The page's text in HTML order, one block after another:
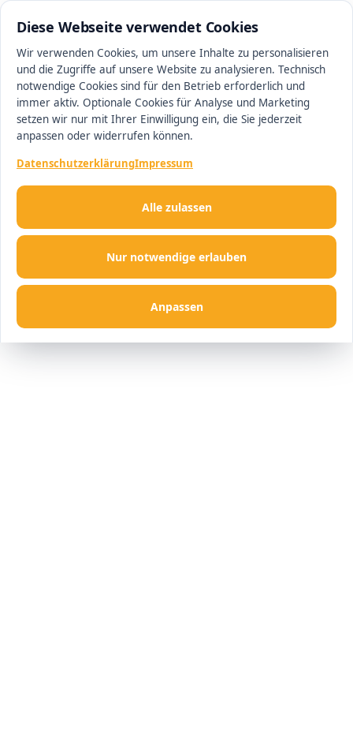
Diese Webseite verwendet Cookies
Wir verwenden Cookies, um unsere Inhalte zu personalisieren
und die Zugriffe auf unsere Website zu analysieren. Technisch
notwendige Cookies sind für den Betrieb erforderlich und
immer aktiv. Optionale Cookies für Analyse und Marketing
setzen wir nur mit Ihrer Einwilligung ein, die Sie jederzeit
anpassen oder widerrufen können.
DatenschutzerklärungImpressum
Nur notwendige erlauben
Anpassen
Alle zulassen